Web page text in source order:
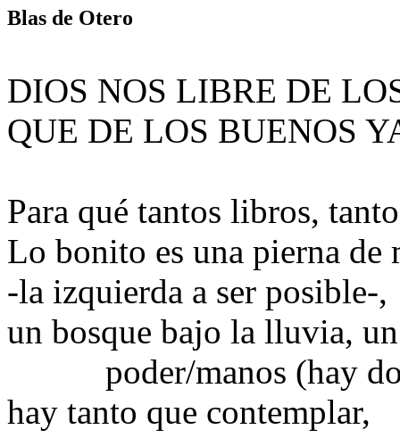
Blas de Otero
DIOS NOS LIBRE DE
QUE DE LOS BUENOS
Para qué tantos libros,
Lo bonito es una pierna de
-la izquierda a ser posible-,
un bosque bajo la lluvia,
poder/manos (hay dos
hay tanto que contemplar,